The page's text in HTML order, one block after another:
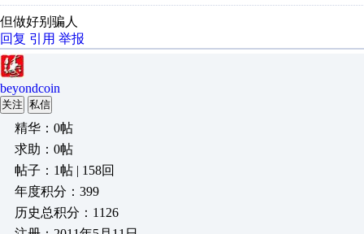
但做好别骗人
回复 引用 举报
beyondcoin
关注 私信
精华：0帖
求助：0帖
帖子：1帖 | 158回
年度积分：399
历史总积分：1126